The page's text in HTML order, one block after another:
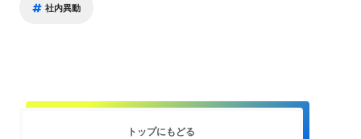
社内異動
トップにもどる